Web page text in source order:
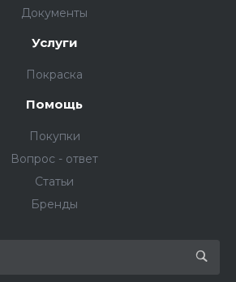
Документы
Услуги
Покраска
Помощь
Покупки
Вопрос - ответ
Статьи
Бренды